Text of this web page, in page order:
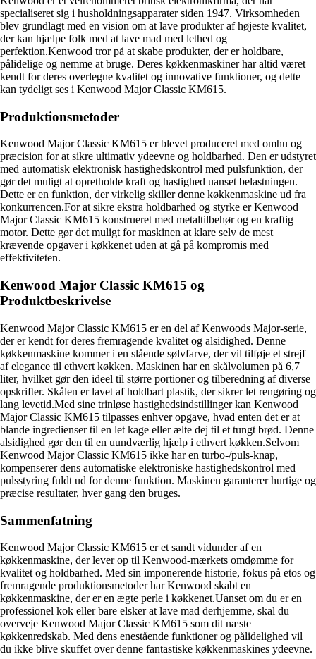
specialiseret sig i husholdningsapparater siden 1947. Virksomheden
blev grundlagt med en vision om at lave produkter af højeste kvalitet,
der kan hjælpe folk med at lave mad med lethed og
perfektion.Kenwood tror på at skabe produkter, der er holdbare,
pålidelige og nemme at bruge. Deres køkkenmaskiner har altid været
kendt for deres overlegne kvalitet og innovative funktioner, og dette
kan tydeligt ses i Kenwood Major Classic KM615.
Produktionsmetoder
Kenwood Major Classic KM615 er blevet produceret med omhu og
præcision for at sikre ultimativ ydeevne og holdbarhed. Den er udstyret
med automatisk elektronisk hastighedskontrol med pulsfunktion, der
gør det muligt at opretholde kraft og hastighed uanset belastningen.
Dette er en funktion, der virkelig skiller denne køkkenmaskine ud fra
konkurrencen.For at sikre ekstra holdbarhed og styrke er Kenwood
Major Classic KM615 konstrueret med metaltilbehør og en kraftig
motor. Dette gør det muligt for maskinen at klare selv de mest
krævende opgaver i køkkenet uden at gå på kompromis med
effektiviteten.
Kenwood Major Classic KM615 og
Produktbeskrivelse
Kenwood Major Classic KM615 er en del af Kenwoods Major-serie,
der er kendt for deres fremragende kvalitet og alsidighed. Denne
køkkenmaskine kommer i en slående sølvfarve, der vil tilføje et strejf
af elegance til ethvert køkken. Maskinen har en skålvolumen på 6,7
liter, hvilket gør den ideel til større portioner og tilberedning af diverse
opskrifter. Skålen er lavet af holdbart plastik, der sikrer let rengøring og
lang levetid.Med sine trinløse hastighedsindstillinger kan Kenwood
Major Classic KM615 tilpasses enhver opgave, hvad enten det er at
blande ingredienser til en let kage eller ælte dej til et tungt brød. Denne
alsidighed gør den til en uundværlig hjælp i ethvert køkken.Selvom
Kenwood Major Classic KM615 ikke har en turbo-/puls-knap,
kompenserer dens automatiske elektroniske hastighedskontrol med
pulsstyring fuldt ud for denne funktion. Maskinen garanterer hurtige og
præcise resultater, hver gang den bruges.
Sammenfatning
Kenwood Major Classic KM615 er et sandt vidunder af en
køkkenmaskine, der lever op til Kenwood-mærkets omdømme for
kvalitet og holdbarhed. Med sin imponerende historie, fokus på etos og
fremragende produktionsmetoder har Kenwood skabt en
køkkenmaskine, der er en ægte perle i køkkenet.Uanset om du er en
professionel kok eller bare elsker at lave mad derhjemme, skal du
overveje Kenwood Major Classic KM615 som dit næste
køkkenredskab. Med dens enestående funktioner og pålidelighed vil
du ikke blive skuffet over denne fantastiske køkkenmaskines ydeevne.